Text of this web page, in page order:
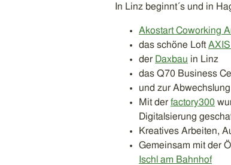
In Linz beginnt´s und in
Akostart Coworking
das schöne Loft
der Daxbau in Linz
das Q70 Business
und zur
Mit der factory300
Digitalsierung
Kreatives Arbeiten,
Gemeinsam mit der
Ischl am Bahnhof